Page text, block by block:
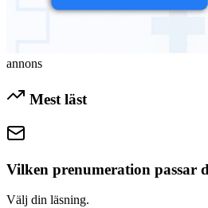
annons
Mest läst
Vilken prenumeration passar
Välj din läsning.